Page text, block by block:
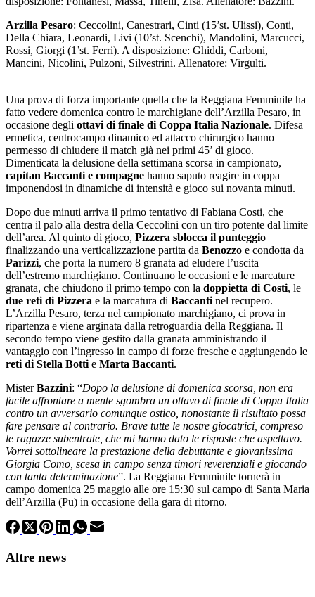
Arzilla Pesaro: Ceccolini, Canestrari, Cinti (15’st. Ulissi), Conti,
Della Chiara, Leonardi, Livi (10’st. Scenchi), Mandolini, Marcucci,
Rossi, Giorgi (1’st. Ferri). A disposizione: Ghiddi, Carboni,
Mancini, Nicolini, Pulzoni, Silvestrini. Allenatore: Virgulti.
Una prova di forza importante quella che la Reggiana Femminile ha
fatto vedere domenica contro le marchigiane dell’Arzilla Pesaro, in
occasione degli ottavi di finale di Coppa Italia Nazionale. Difesa
ermetica, centrocampo dinamico ed attacco chirurgico hanno
permesso di chiudere il match già nei primi 45’ di gioco.
Dimenticata la delusione della settimana scorsa in campionato,
capitan Baccanti e compagne hanno saputo reagire in coppa
imponendosi in dinamiche di intensità e gioco sui novanta minuti.
Dopo due minuti arriva il primo tentativo di Fabiana Costi, che
centra il palo alla destra della Ceccolini con un tiro potente dal limite
dell’area. Al quinto di gioco, Pizzera sblocca il punteggio
finalizzando una verticalizzazione partita da Benozzo e condotta da
Parizzi, che porta la numero 8 granata ad eludere l’uscita
dell’estremo marchigiano. Continuano le occasioni e le marcature
granata, che chiudono il primo tempo con la doppietta di Costi, le
due reti di Pizzera e la marcatura di Baccanti nel recupero.
L’Arzilla Pesaro, terza nel campionato marchigiano, ci prova in
ripartenza e viene arginata dalla retroguardia della Reggiana. Il
secondo tempo viene gestito dalla granata amministrando il
vantaggio con l’ingresso in campo di forze fresche e aggiungendo le
reti di Stella Botti e Marta Baccanti.
MisterBazzini: “Dopo la delusione di domenica scorsa, non era
facile affrontare a mente sgombra un ottavo di finale di Coppa Italia
contro un avversario comunque ostico, nonostante il risultato possa
fare pensare al contrario. Brave tutte le nostre giocatrici, compreso
le ragazze subentrate, che mi hanno dato le risposte che aspettavo.
Vorrei sottolineare la prestazione della debuttante e giovanissima
Giorgia Como, scesa in campo senza timori reverenziali e giocando
con tanta determinazione”. La Reggiana Femminile tornerà in
campo domenica 25 maggio alle ore 15:30 sul campo di Santa Maria
dell’Arzilla (Pu) in occasione della gara di ritorno.
Altre news